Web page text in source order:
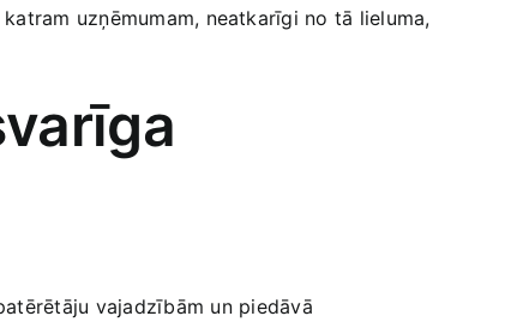
uzņēmumam, neatkarīgi no​ tā lieluma,
vajadzībām ⁣un piedāvā